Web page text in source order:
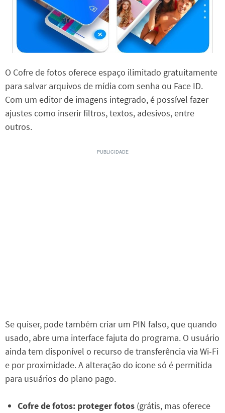
O Cofre de fotos oferece espaço ilimitado gratuitamente
para salvar arquivos de mídia com senha ou Face ID.
Com um editor de imagens integrado, é possível fazer
ajustes como inserir filtros, textos, adesivos, entre
outros.
Se quiser, pode também criar um PIN falso, que quando
usado, abre uma interface fajuta do programa. O usuário
ainda tem disponível o recurso de transferência via Wi-Fi
e por proximidade. A alteração do ícone só é permitida
para usuários do plano pago.
Cofre de fotos: proteger fotos (grátis, mas oferece